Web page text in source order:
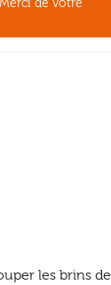
de votre
les brins de